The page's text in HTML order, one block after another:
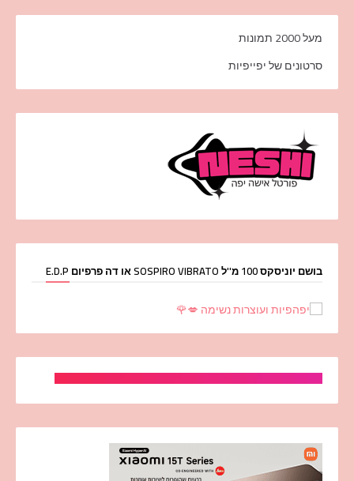
מעל 2000 תמונות
סרטונים של יפייפיות
בושם יוניסקס 100 מ''ל SOSPIRO VIBRATO או דה פרפיום E.D.P